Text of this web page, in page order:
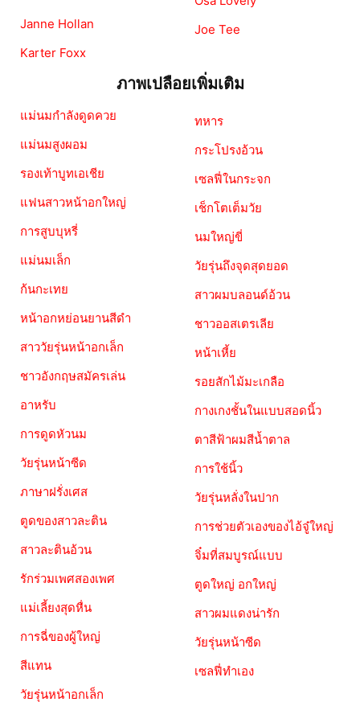
Janne Hollan
Karter Foxx
Joe Tee
ภาพเปลือยเพิ่มเติม
แม่นมกำลังดูดควย
แม่นมสูงผอม
รองเท้าบูทเอเชีย
แฟนสาวหน้าอกใหญ่
การสูบบุหรี่
แม่นมเล็ก
ก้นกะเทย
หน้าอกหย่อนยานสีดำ
สาววัยรุ่นหน้าอกเล็ก
ชาวอังกฤษสมัครเล่น
อาหรับ
การดูดหัวนม
วัยรุ่นหน้าซีด
ภาษาฝรั่งเศส
ตูดของสาวละติน
สาวละตินอ้วน
รักร่วมเพศสองเพศ
แม่เลี้ยงสุดหื่น
การฉี่ของผู้ใหญ่
สีแทน
วัยรุ่นหน้าอกเล็ก
ทหาร
กระโปรงอ้วน
เซลฟี่ในกระจก
เช็กโตเต็มวัย
นมใหญ่ขี่
วัยรุ่นถึงจุดสุดยอด
สาวผมบลอนด์อ้วน
ชาวออสเตรเลีย
หน้าเหี้ย
รอยสักไม้มะเกลือ
กางเกงชั้นในแบบสอดนิ้ว
ตาสีฟ้าผมสีน้ำตาล
การใช้นิ้ว
วัยรุ่นหลั่งในปาก
การช่วยตัวเองของไอ้จู๋ใหญ่
จิ๋มที่สมบูรณ์แบบ
ตูดใหญ่ อกใหญ่
สาวผมแดงน่ารัก
วัยรุ่นหน้าซีด
เซลฟี่ทำเอง